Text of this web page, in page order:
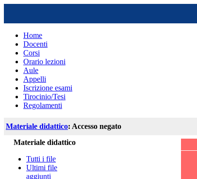
Home
Docenti
Corsi
Orario lezioni
Aule
Appelli
Iscrizione esami
Tirocinio/Tesi
Regolamenti
Materiale didattico: Accesso negato
Materiale didattico
Tutti i file
Ultimi file
aggiunti